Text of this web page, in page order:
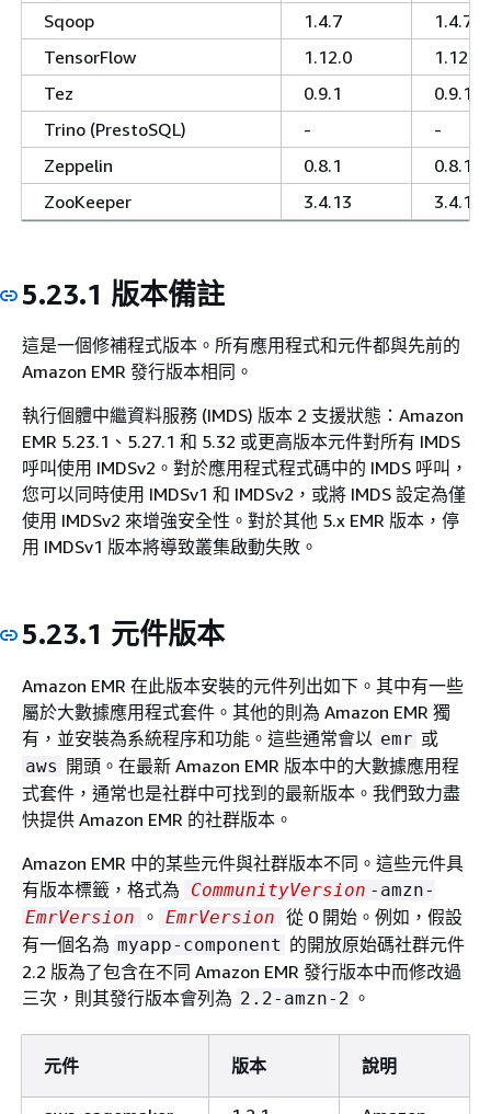
Sqoop
1.4.7
1.4.7
TensorFlow
1.12.0
1.12.0
Tez
0.9.1
0.9.1
Trino (PrestoSQL)
-
-
Zeppelin
0.8.1
0.8.1
ZooKeeper
3.4.13 3.4.13
5.23.1 版本備註
這是一個修補程式版本。所有應用程式和元件都與先前的
Amazon EMR 發行版本相同。
執行個體中繼資料服務 (IMDS) 版本 2 支援狀態：Amazon
EMR 5.23.1、5.27.1 和 5.32 或更高版本元件對所有 IMDS
呼叫使用 IMDSv2。對於應用程式程式碼中的 IMDS 呼叫，
您可以同時使用 IMDSv1 和 IMDSv2，或將 IMDS 設定為僅
使用 IMDSv2 來增強安全性。對於其他 5.x EMR 版本，停
用 IMDSv1 版本將導致叢集啟動失敗。
5.23.1 元件版本
Amazon EMR 在此版本安裝的元件列出如下。其中有一些
屬於大數據應用程式套件。其他的則為 Amazon EMR 獨
有，並安裝為系統程序和功能。這些通常會以 emr 或
aws 開頭。在最新 Amazon EMR 版本中的大數據應用程
式套件，通常也是社群中可找到的最新版本。我們致力盡
快提供 Amazon EMR 的社群版本。
Amazon EMR 中的某些元件與社群版本不同。這些元件具
有版本標籤，格式為
CommunityVersion -amzn-
EmrVersion
。 EmrVersion 從 0 開始。例如，假設
有一個名為 myapp-component 的開放原始碼社群元件
2.2 版為了包含在不同 Amazon EMR 發行版本中而修改過
三次，則其發行版本會列為 2.2-amzn-2 。
元件 版本 說明